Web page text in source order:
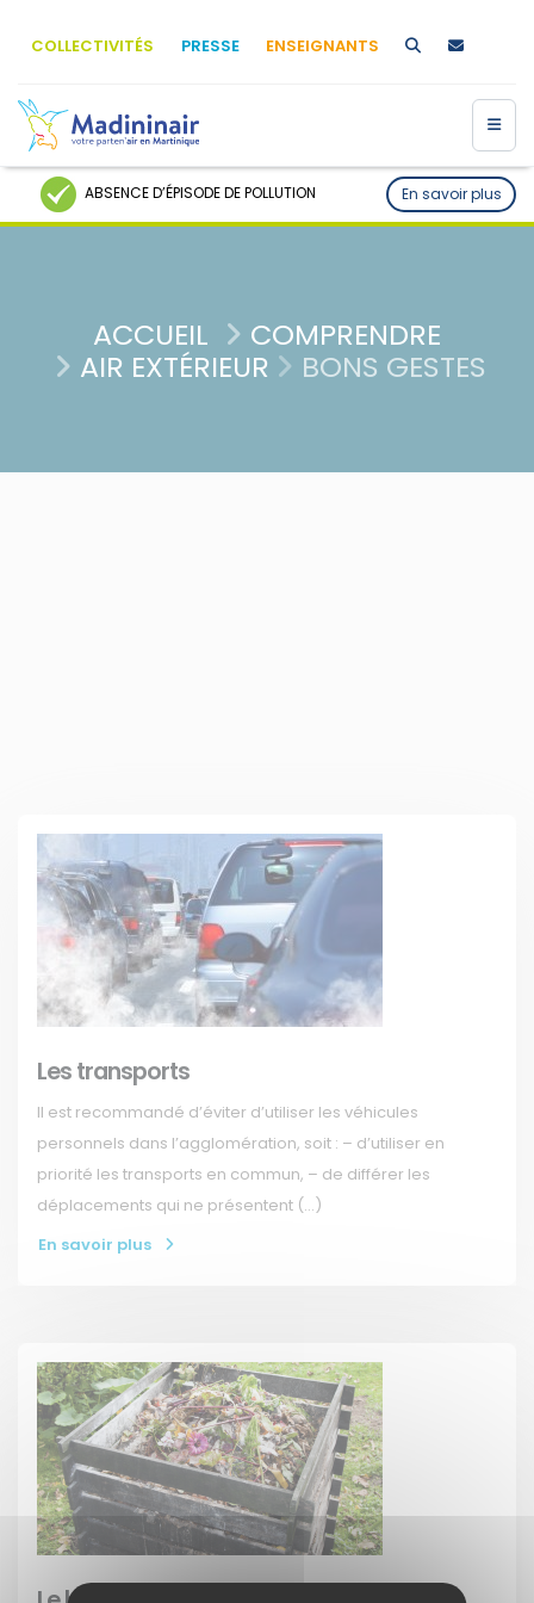
COLLECTIVITÉS PRESSE ENSEIGNANTS
ABSENCE D’ÉPISODE DE POLLUTION En savoir plus
ACCUEIL
COMPRENDRE
AIR EXTÉRIEUR
BONS GESTES
Les transports
Il est recommandé d’éviter d’utiliser les véhicules
personnels dans l’agglomération, soit : – d’utiliser en
priorité les transports en commun, – de différer les
déplacements qui ne présentent (…)
En savoir plus